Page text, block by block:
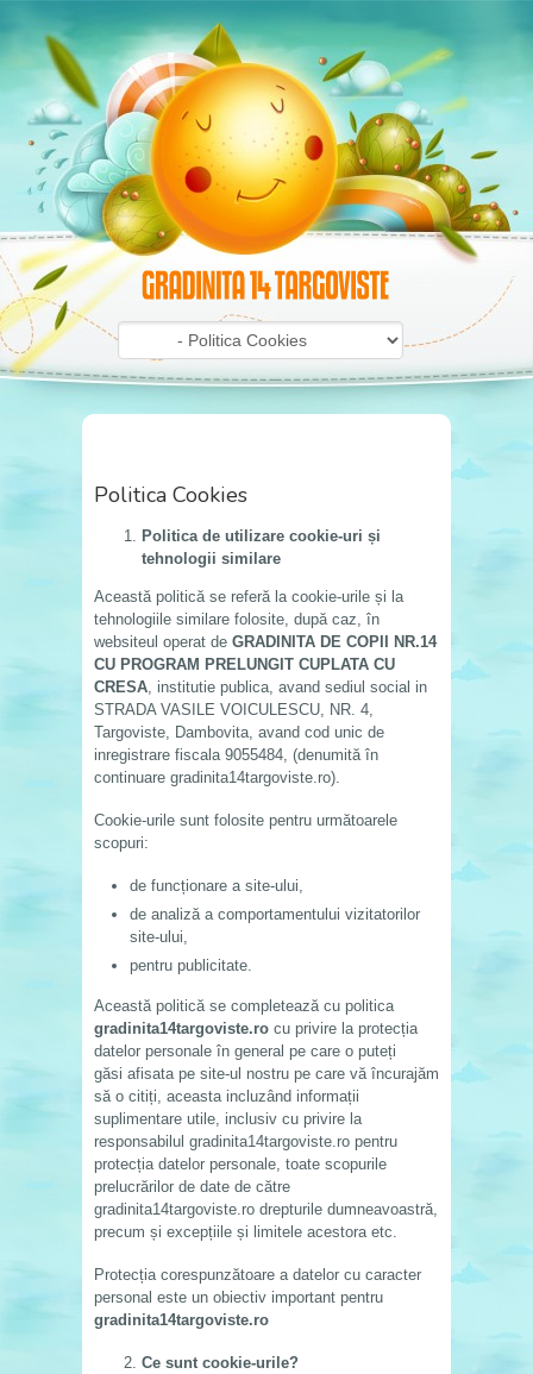
Politica Cookies
Politica de utilizare cookie-uri și
tehnologii similare
Această politică se referă la cookie-urile și la
tehnologiile similare folosite, după caz, în
websiteul operat de GRADINITA DE COPII NR.14
CU PROGRAM PRELUNGIT CUPLATA CU
CRESA, institutie publica, avand sediul social in
STRADA VASILE VOICULESCU, NR. 4,
Targoviste, Dambovita, avand cod unic de
inregistrare fiscala 9055484, (denumită în
continuare gradinita14targoviste.ro).
Cookie-urile sunt folosite pentru următoarele
scopuri:
de funcționare a site-ului,
de analiză a comportamentului vizitatorilor
site-ului,
pentru publicitate.
Această politică se completează cu politica
gradinita14targoviste.ro cu privire la protecția
datelor personale în general pe care o puteți
găsi afisata pe site-ul nostru pe care vă încurajăm
să o citiți, aceasta incluzând informații
suplimentare utile, inclusiv cu privire la
responsabilul gradinita14targoviste.ro pentru
protecția datelor personale, toate scopurile
prelucrărilor de date de către
gradinita14targoviste.ro drepturile dumneavoastră,
precum și excepțiile și limitele acestora etc.
Protecția corespunzătoare a datelor cu caracter
personal este un obiectiv important pentru
gradinita14targoviste.ro
Ce sunt cookie-urile?